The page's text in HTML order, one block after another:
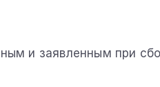
и заявленным при